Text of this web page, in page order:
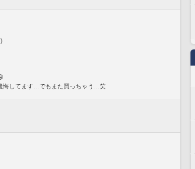
悔してます…でもまた買っちゃう…笑